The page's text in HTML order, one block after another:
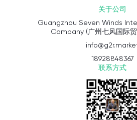
关于公司
Guangzhou Seven Winds
Company (广州七风国际
18928848367
联系方式